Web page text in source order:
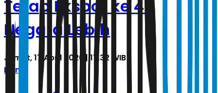
Tetap Ekspor ke 40
Negara Lebih
Jumat, 17 April 2026 | 17.32 WIB
Bisnis